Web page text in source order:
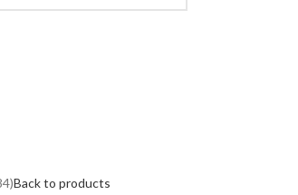
Back to products